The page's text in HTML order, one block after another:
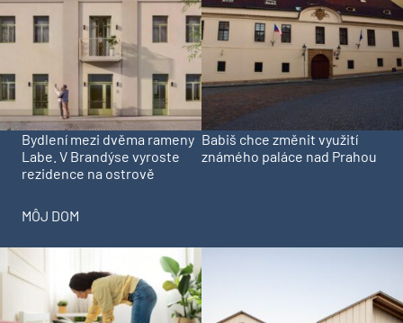
Bydlení mezi dvěma rameny
Labe. V Brandýse vyroste
rezidence na ostrově
Babiš chce změnit využití
známého paláce nad Prahou
MÔJ DOM